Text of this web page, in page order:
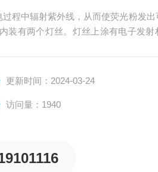
程中辐射紫外线，从而使荧光粉发出
装有两个灯丝。灯丝上涂有电子发射
更新时间：2024-03-24
访问量：1940